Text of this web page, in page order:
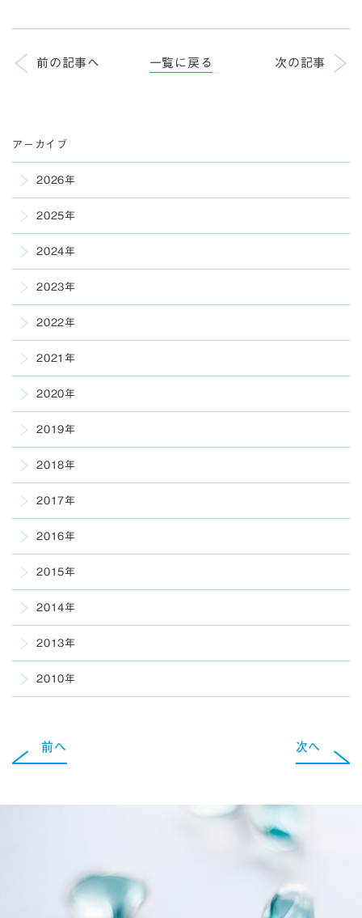
前の記事へ 一覧に戻る 次の記事
アーカイブ
2026年
2025年
2024年
2023年
2022年
2021年
2020年
2019年
2018年
2017年
2016年
2015年
2014年
2013年
2010年
前へ 次へ